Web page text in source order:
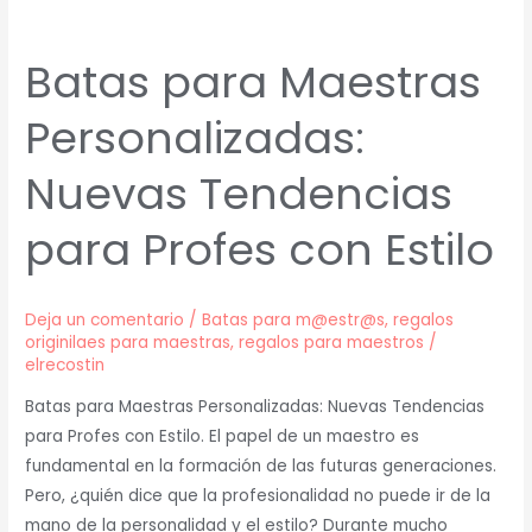
Batas para Maestras
Personalizadas:
Nuevas Tendencias
para Profes con Estilo
Deja un comentario /Batas para m@estr@s,regalos
originilaes para maestras,regalos para maestros /
elrecostin
Batas para Maestras Personalizadas: Nuevas Tendencias
para Profes con Estilo. El papel de un maestro es
fundamental en la formación de las futuras generaciones.
Pero, ¿quién dice que la profesionalidad no puede ir de la
mano de la personalidad y el estilo? Durante mucho